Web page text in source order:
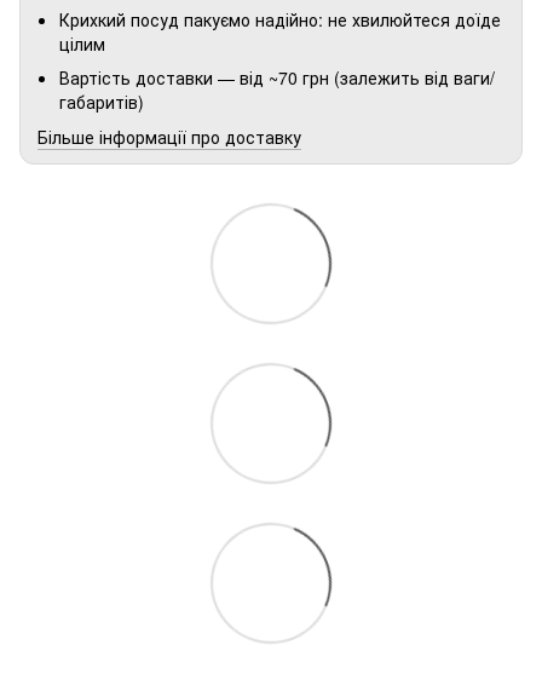
Крихкий посуд пакуємо надійно: не хвилюйтеся доїде
цілим
Вартість доставки — від ~70 грн (залежить від ваги/
габаритів)
Більше інформації про доставку